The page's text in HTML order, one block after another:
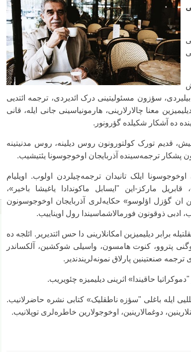
۸۰-جی
سؤزون مسئولیتینی درک ائدیردی، ترجمه ائتدیی
معنا چالارلارینی، هارمونیاسینی جانی ایله، قانی
ده آشکار شکیلده گؤرونور.
قدیم تورک کولتورونون روس دیلینه، روس مدنیتینه
پشکار ترجمه‌سینده آذربایجان اوخوجوسونا یئتیشیب.
ایلک تانیدان ترجمه‌چیلردن اولوب. اویلیام
مارکز-این "ایسابل ماکوندادا یاغیشا باخیر»،
ان گؤزل اؤلوسو» حکایه‌لری آذربایجان اوخوجوسونون
ادبی ذوقونون فورمالاشماسیندا رول اویناییب.
برابر دیلیمیزین امکانلارینی دا حس ائتدیریر. ائلجه ده
یوگنی پتروو، کنوت هامسون، واسیلی شوکشین، آلکساندر
صنعتینین پارلاق نمونه‌لریندندیر.
حاقیندا» اثرینی دیلیمیزه چئویریب.
دا قید ائدک کی، استاد ترجمه‌چینین ۸۰ ایللیی ایله باغلی "سؤزه ناطقلیک» کتابی نشره حاضرلانیب.
دوغمالارینین، اوخوجولارین خاطره‌لری توپلانیب.